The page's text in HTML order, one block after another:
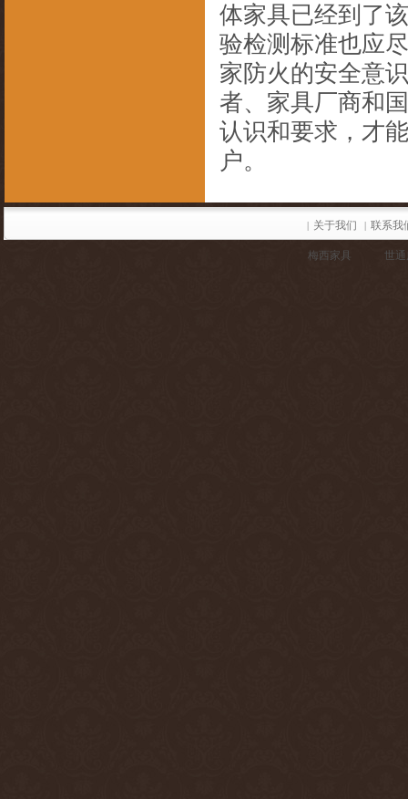
体家具已经到了
验检测标准也应
家防火的安全意
者、家具厂商和
认识和要求，才
户。
梅西家具 世
| 关于我们 | 联系我